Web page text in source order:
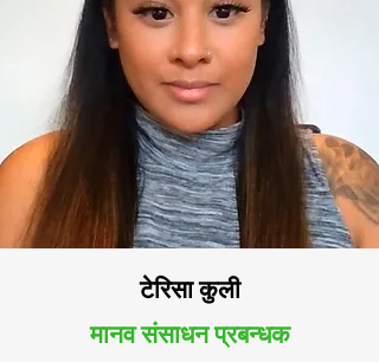
टेरिसा कुली
मानव संसाधन प्रबन्धक